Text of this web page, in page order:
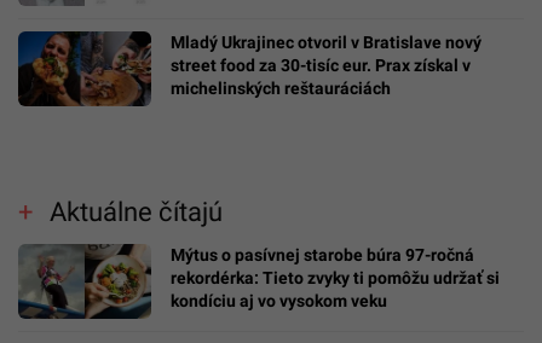
Mladý Ukrajinec otvoril v Bratislave nový
street food za 30-tisíc eur. Prax získal v
michelinských reštauráciách
Aktuálne čítajú
Mýtus o pasívnej starobe búra 97-ročná
rekordérka: Tieto zvyky ti pomôžu udržať si
kondíciu aj vo vysokom veku